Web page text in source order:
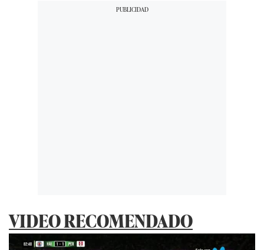
VIDEO RECOMENDADO